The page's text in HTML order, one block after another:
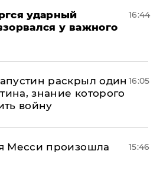
ударный
у важного
16:44
раскрыл один
знание которого
войну
16:05
Месси произошла
15:46